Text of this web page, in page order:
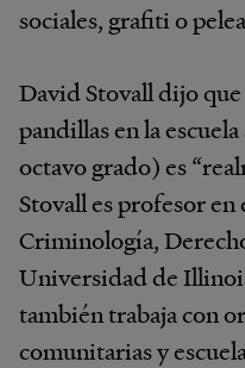
sociales, grafiti o
David Stovall dijo
pandillas en la
octavo grado) es
Stovall es profesor
Criminología,
Universidad de
también trabaja con
comunitarias y